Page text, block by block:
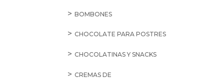
BOMBONES
CHOCOLATE PARA POSTRES
CHOCOLATINAS Y SNACKS
CREMAS DE